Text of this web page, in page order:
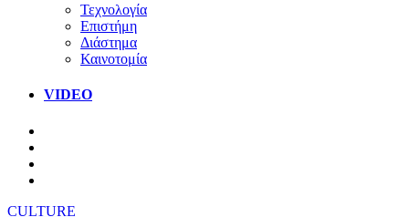
Τεχνολογία
Επιστήμη
Διάστημα
Καινοτομία
VIDEO
CULTURE